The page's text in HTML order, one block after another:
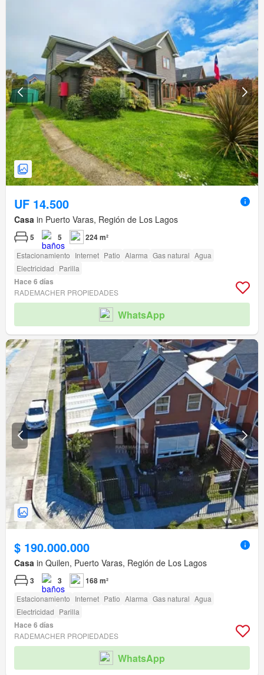
UF 14.500
Casa in Puerto Varas, Región de Los Lagos
5 5 224 m²
Estacionamiento Internet Patio Alarma Gas natural Agua
Electricidad Parilla
Hace 6 días
RADEMACHER PROPIEDADES
WhatsApp
$ 190.000.000
Casa in Quilen, Puerto Varas, Región de Los Lagos
3 3 168 m²
Estacionamiento Internet Patio Alarma Gas natural Agua
Electricidad Parilla
Hace 6 días
RADEMACHER PROPIEDADES
WhatsApp